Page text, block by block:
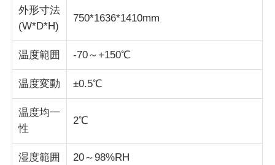
衝撃試験機
摩耗の試験機
ゴム製試験装置
履物試験装置
外形寸法
(W*D*H)
750*1636*1410mm
温度範囲 -70～+150℃
温度変動 ±0.5℃
温度均一
性
2℃
湿度範囲 20～98%RH